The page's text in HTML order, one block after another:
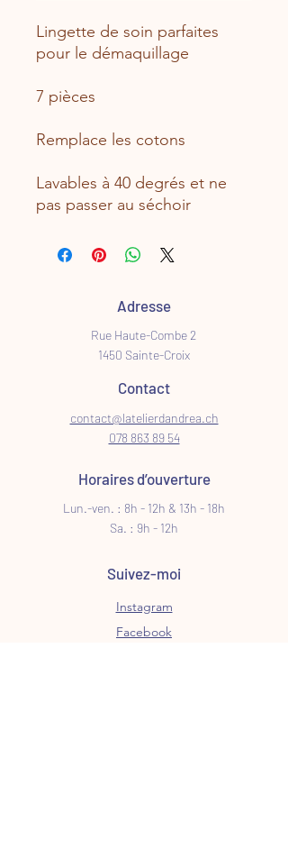
Lingette de soin parfaites
pour le démaquillage
7 pièces
Remplace les cotons
Lavables à 40 degrés et ne
pas passer au séchoir
Adresse
Rue Haute-Combe 2
1450 Sainte-Croix
Contact
contact@latelierdandrea.ch
078 863 89 54
Horaires d’ouverture
Lun.-ven. : 8h - 12h & 13h - 18h
Sa. : 9h - 12h
Suivez-moi
Instagram
Facebook